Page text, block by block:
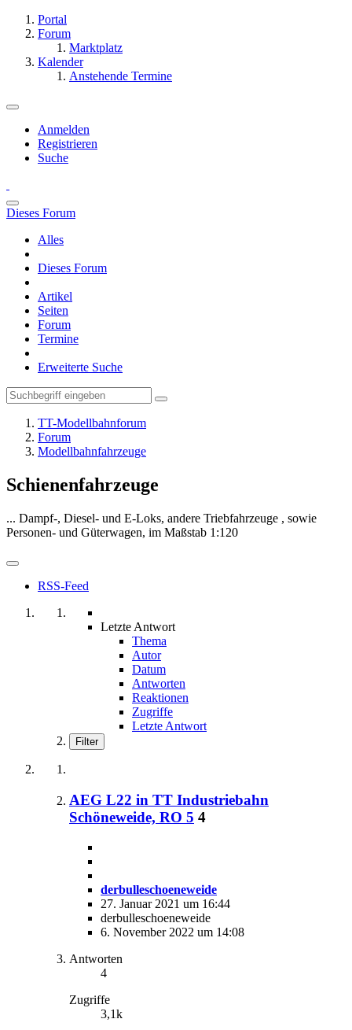
Portal
Forum
Marktplatz
Kalender
Anstehende Termine
Anmelden
Registrieren
Suche
Dieses Forum
Alles
Dieses Forum
Artikel
Seiten
Forum
Termine
Erweiterte Suche
TT-Modellbahnforum
Forum
Modellbahnfahrzeuge
Schienenfahrzeuge
... Dampf-, Diesel- und E-Loks, andere Triebfahrzeuge , sowie
Personen- und Güterwagen, im Maßstab 1:120
RSS-Feed
Letzte Antwort
Thema
Autor
Datum
Antworten
Reaktionen
Zugriffe
Letzte Antwort
Filter
AEG L22 in TT Industriebahn
Schöneweide, RO 5 4
derbulleschoeneweide
27. Januar 2021 um 16:44
derbulleschoeneweide
6. November 2022 um 14:08
Antworten
4
Zugriffe
3,1k